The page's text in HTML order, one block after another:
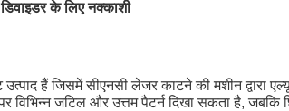
के लिए नक्काशी
हैं जिसमें सीएनसी लेजर काटने की मशीन द्वारा
विभिन्न जटिल और उत्तम पैटर्न दिखा सकता है, जबकि